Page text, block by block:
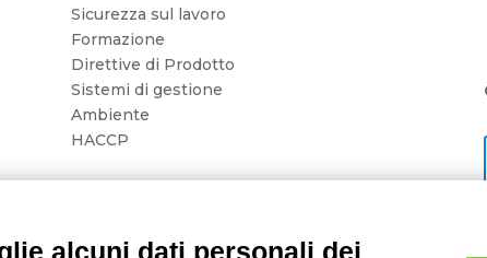
Sicurezza sul lavoro
Formazione
Direttive di Prodotto
Sistemi di gestione
Ambiente
HACCP
alcuni dati personali dei